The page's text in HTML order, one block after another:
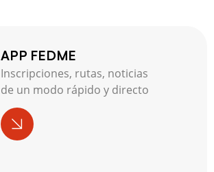
APP FEDME
Inscripciones, rutas, noticias
de un modo rápido y directo